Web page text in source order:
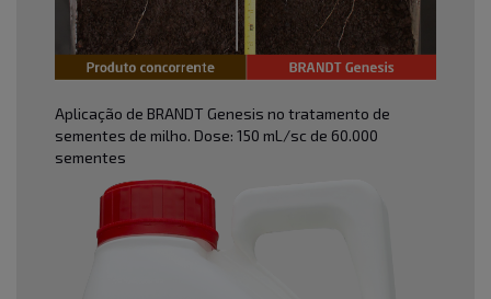
Aplicação de BRANDT Genesis no tratamento de
sementes de milho. Dose: 150 mL/sc de 60.000
sementes